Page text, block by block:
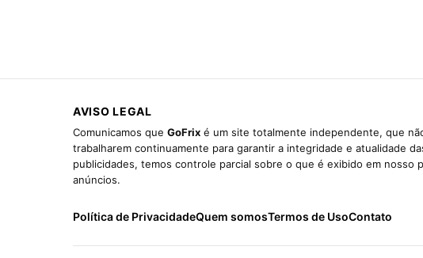
AVISO LEGAL
Comunicamos que GoFrix é um site totalmente independente, que
trabalharem continuamente para garantir a integridade e atualidade
publicidades, temos controle parcial sobre o que é exibido em
anúncios.
Política de PrivacidadeQuem somosTermos de UsoContato